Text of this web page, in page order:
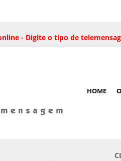
- Digite o tipo de
HOME